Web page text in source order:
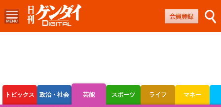
トピックス 政治・社会 芸能 スポーツ ライフ マネー